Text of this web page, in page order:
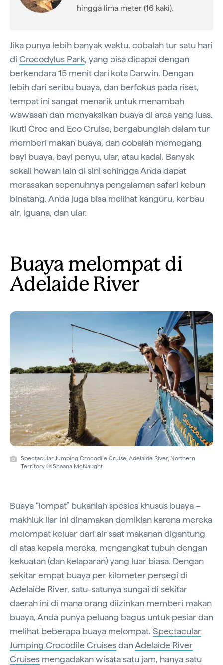
hingga lima meter (16 kaki).
Jika punya lebih banyak waktu, cobalah tur satu hari
di Crocodylus Park, yang bisa dicapai dengan
berkendara 15 menit dari kota Darwin. Dengan
lebih dari seribu buaya, dan berfokus pada riset,
tempat ini sangat menarik untuk menambah
wawasan dan menyaksikan buaya di area yang luas.
Ikuti Croc and Eco Cruise, bergabunglah dalam tur
memberi makan buaya, dan cobalah memegang
bayi buaya, bayi penyu, ular, atau kadal. Banyak
sekali hewan lain di sini sehingga Anda dapat
merasakan sepenuhnya pengalaman safari kebun
binatang. Anda juga bisa melihat kanguru, kerbau
air, iguana, dan ular.
Buaya melompat di
Adelaide River
Spectacular Jumping Crocodile Cruise, Adelaide River, Northern
Territory © Shaana McNaught
Buaya “lompat” bukanlah spesies khusus buaya –
makhluk liar ini dinamakan demikian karena mereka
melompat keluar dari air saat makanan digantung
di atas kepala mereka, mengangkat tubuh dengan
kekuatan (dan kelaparan) yang luar biasa. Dengan
sekitar empat buaya per kilometer persegi di
Adelaide River, satu-satunya sungai di sekitar
daerah ini di mana orang diizinkan memberi makan
buaya, Anda punya peluang bagus untuk pesiar dan
melihat beberapa buaya melompat. Spectacular
Jumping Crocodile CruisesdanAdelaide River
Cruises mengadakan wisata satu jam, hanya satu